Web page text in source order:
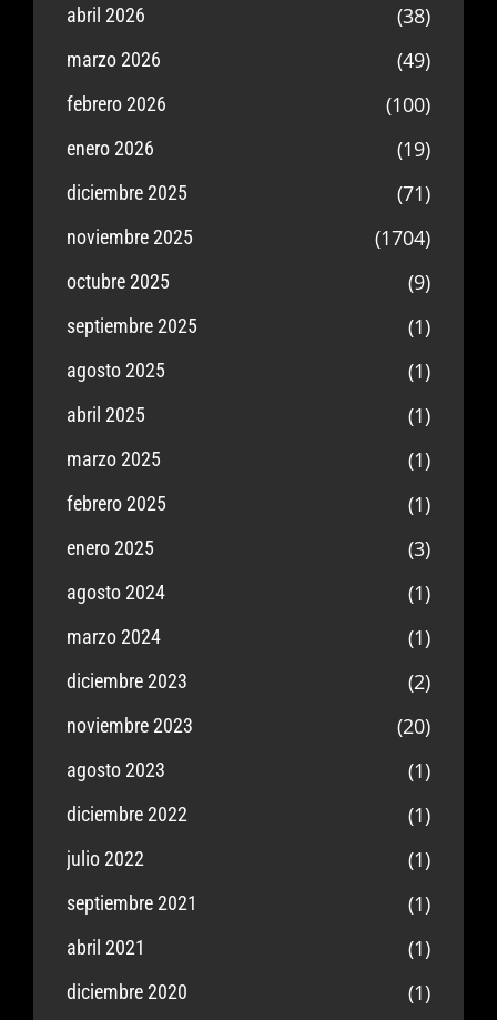
abril 2026 (38)
marzo 2026 (49)
febrero 2026 (100)
enero 2026 (19)
diciembre 2025 (71)
noviembre 2025 (1704)
octubre 2025 (9)
septiembre 2025 (1)
agosto 2025 (1)
abril 2025 (1)
marzo 2025 (1)
febrero 2025 (1)
enero 2025 (3)
agosto 2024 (1)
marzo 2024 (1)
diciembre 2023 (2)
noviembre 2023 (20)
agosto 2023 (1)
diciembre 2022 (1)
julio 2022 (1)
septiembre 2021 (1)
abril 2021 (1)
diciembre 2020 (1)